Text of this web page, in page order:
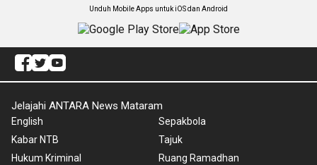
Unduh Mobile Apps untuk iOS dan Android
Jelajahi ANTARA News Mataram
English
Kabar NTB
Hukum Kriminal
Sepakbola
Tajuk
Ruang Ramadhan